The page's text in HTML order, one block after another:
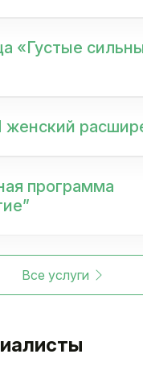
«Густые
женский
программа
Все услуги